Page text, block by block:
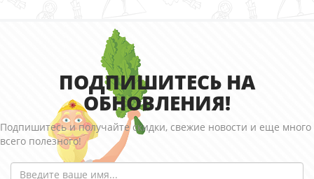
ПОДПИШИТЕСЬ НА
ОБНОВЛЕНИЯ!
Подпишитесь и получайте скидки, свежие новости и еще много
всего полезного!